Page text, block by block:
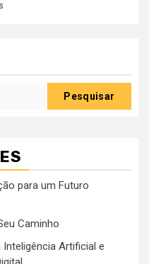
Pesquisar
para um Futuro
Caminho
Artificial e